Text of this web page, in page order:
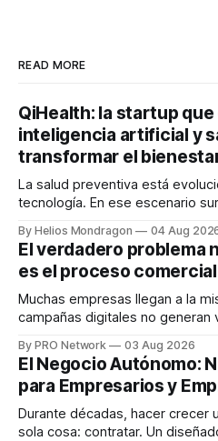
READ MORE
QiHealth: la startup
inteligencia artificial y
transformar el
La salud preventiva está
tecnología. En ese escenario
dispositivos inteligentes,
en tiempo real para ayudar a
decisiones sobre su salud
responder
By Helios Mondragon 04 Aug
El verdadero problema
es el proceso comercial
Muchas empresas llegan a la
campañas digitales no generan
INTERIUS, el problema suele estar en
una entrevista para el podcast
marketing digital explicó que
By PRO Network 03 Aug 2026
El Negocio Autónomo:
para Empresarios y
Durante décadas, hacer crecer
sola cosa: contratar. Un